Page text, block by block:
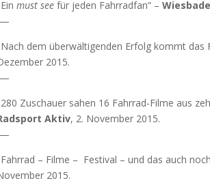
must seefür jeden Fahrradfan“ –
—
dem überwältigenden Erfolg kommt
2015.
—
Zuschauer sahen 16 Fahrrad-Filme aus
Aktiv, 2. November 2015.
—
– Filme – Festival – und das auch
2015.